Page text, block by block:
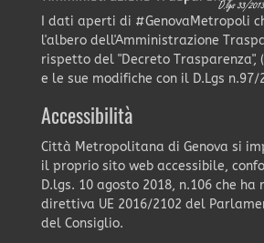
I dati aperti di #GenovaMetropoli
l'albero dell'Amministrazione
rispetto del "Decreto Trasparenza",
e le sue modifiche con il D.Lgs n.97/
Accessibilità
Città Metropolitana di Genova si
il proprio sito web accessibile,
D.lgs. 10 agosto 2018, n.106 che ha
direttiva UE 2016/2102 del
del Consiglio.